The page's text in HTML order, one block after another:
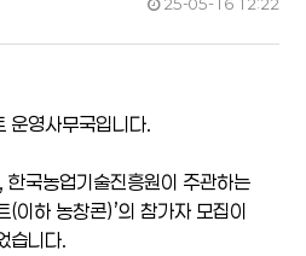
25-05-16 12:22
영사무국입니다.
한국농업기술진흥원이 주관하는
이하 농창콘)’의 참가자 모집이
습니다.